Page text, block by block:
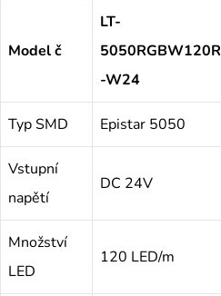
Model č
LT-
5050RGBW120R
-W24
Typ SMD Epistar 5050
Vstupní
napětí
DC 24V
Množství
LED
120 LED/m